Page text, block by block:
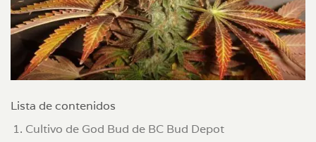
Lista de contenidos
Cultivo de God Bud de BC Bud Depot